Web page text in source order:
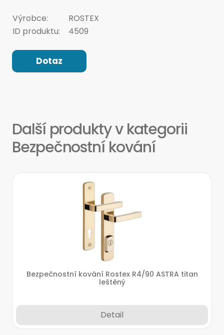
Výrobce:
ROSTEX
ID produktu:
4509
Dotaz
Další produkty v kategorii
Bezpečnostní kování
Bezpečnostní kování Rostex R4/90 ASTRA titan
leštěný
Detail